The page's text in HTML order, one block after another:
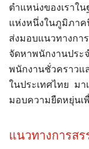
ตำแหน่งของเราใ
แห่งหนึ่งในภูมิภาค
ส่งมอบแนวทางก
จัดหาพนักงานป
พนักงานชั่วคราวแ
ในประเทศไทย ม
มอบความยืดหยุ่น
แนวทางการส